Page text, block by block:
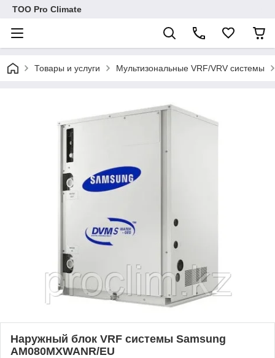
ТОО Pro Climate
Товары и услуги Мультизональные VRF/VRV системы
Наружный блок VRF системы Samsung
AM080MXWANR/EU